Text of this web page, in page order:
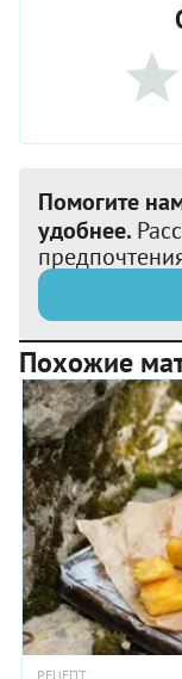
Помогите
удобнее.
Похожие
РЕЦЕПТ